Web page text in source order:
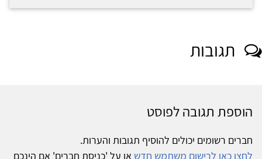
תגובות
הוספת תגובה לפוסט
חברים רשומים יכולים להוסיף תגובות והערות.
לחצו כאן לרישום משתמש חדש או על 'כניסת חברים' אם הינכם